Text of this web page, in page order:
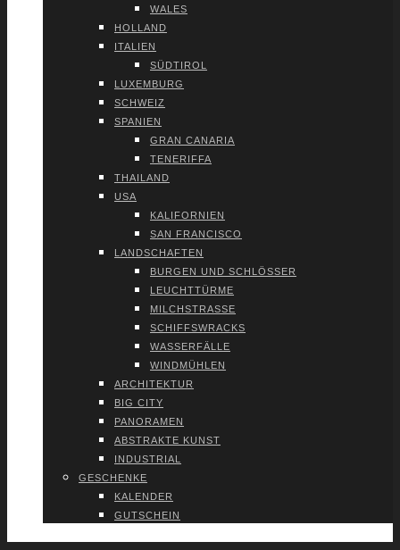
WALES
HOL­LAND
ITA­LI­EN
SÜD­TI­ROL
LUXEM­BURG
SCHWEIZ
SPA­NI­EN
GRAN CANA­RIA
TENE­RIF­FA
THAI­LAND
USA
KALI­FOR­NI­EN
SAN FRAN­CIS­CO
LAND­SCHAF­TEN
BUR­GEN UND SCHLÖS­SER
LEUCHT­TÜR­ME
MILCH­STRAS­SE
SCHIFFS­WRACKS
WAS­SER­FÄL­LE
WIND­MÜH­LEN
ARCHI­TEK­TUR
BIG CITY
PAN­ORA­MEN
ABS­TRAK­TE KUNST
INDUS­TRI­AL
GESCHEN­KE
KALEN­DER
GUT­SCHEIN